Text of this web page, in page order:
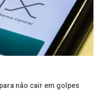
não cair em golpes